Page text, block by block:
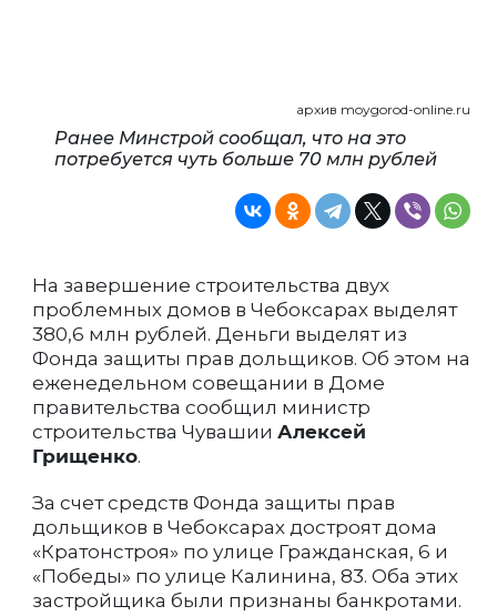
архив moygorod-online.ru
Ранее Минстрой сообщал, что на это
потребуется чуть больше 70 млн рублей
На завершение строительства двух
проблемных домов в Чебоксарах выделят
380,6 млн рублей. Деньги выделят из
Фонда защиты прав дольщиков. Об этом на
еженедельном совещании в Доме
правительства сообщил министр
строительства Чувашии Алексей
Грищенко.
За счет средств Фонда защиты прав
дольщиков в Чебоксарах достроят дома
«Кратонстроя» по улице Гражданская, 6 и
«Победы» по улице Калинина, 83. Оба этих
застройщика были признаны банкротами.